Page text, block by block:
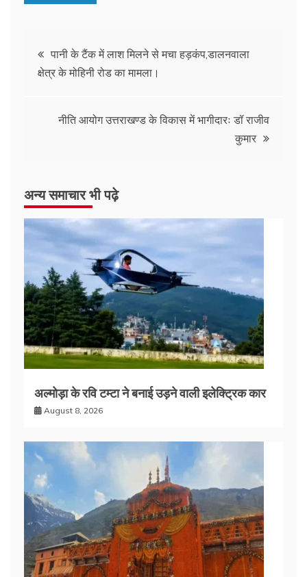
पानी के टैंक में लाश मिलने से मचा हड़कंप,डालनवाला
क्षेत्र के मोहिनी रोड का मामला।
नीति आयोग उत्तराखण्ड के विकास में भागीदारः डॉ राजीव
कुमार
अन्य समाचार भी पढ़े
अल्मोड़ा के रवि टम्टा ने बनाई उड़ने वाली इलेक्ट्रिक कार
August 8, 2026